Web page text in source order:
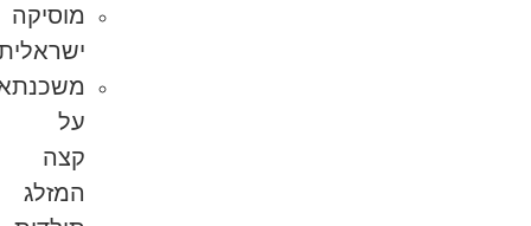
מוסיקה
ישראלית
משכנתא
המזלג